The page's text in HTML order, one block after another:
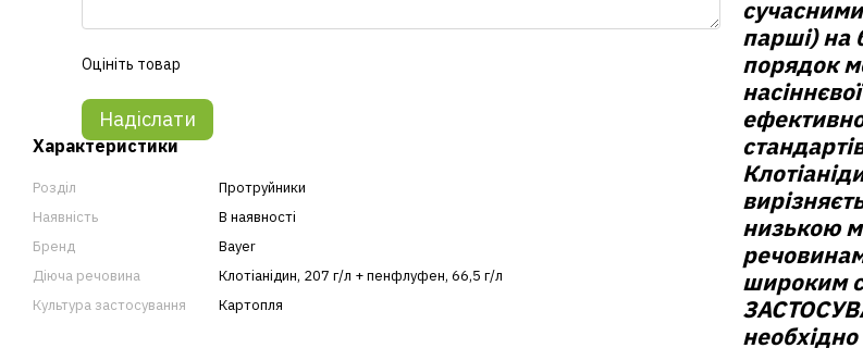
Оцініть товар
Надіслати
Характеристики
Розділ
Протруйники
Наявність
В наявності
Бренд
Bayer
Діюча речовина
Клотіанідин, 207 г/л + пенфлуфен, 66,5 г/л
Культура застосування
Картопля
парші) на
порядок
низькою
широким